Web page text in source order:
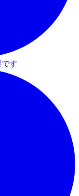
です